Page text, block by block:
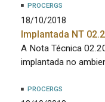
PROCERGS
18/10/2018
Implantada NT
A Nota Técnica
implantada no
PROCERGS